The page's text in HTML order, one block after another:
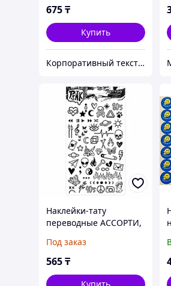
675₸
Купить
Корпоративный текстиль, бизнес-подарки и сувениры | Брендирование | Шелкография
Наклейки-тату
переводные АССОРТИ,
Под заказ
565₸
Купить